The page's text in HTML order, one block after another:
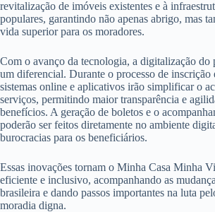
revitalização de imóveis existentes e à
populares, garantindo não apenas abrigo, mas
vida superior para os moradores.
Com o avanço da tecnologia, a digitalização do
um diferencial. Durante o processo de inscrição
sistemas online e aplicativos irão simplificar o
serviços, permitindo maior transparência e
benefícios. A geração de boletos e o
poderão ser feitos diretamente no ambiente
burocracias para os beneficiários.
Essas inovações tornam o Minha Casa Minha
eficiente e inclusivo, acompanhando as
brasileira e dando passos importantes na luta
moradia digna.